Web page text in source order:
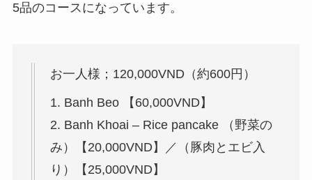
5品のコースになっています。
お一人様；120,000VND（約600円）
1. Banh Beo 【60,000VND】
2. Banh Khoai – Rice pancake （野菜の
み）【20,000VND】／（豚肉とエビ入
り）【25,000VND】